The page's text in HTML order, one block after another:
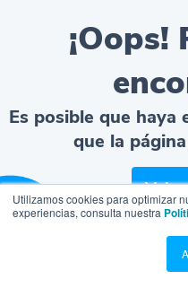
Utilizamos cookies para optimizar
experiencias, consulta nuestra
¡Oops!
Es posible que haya
que la